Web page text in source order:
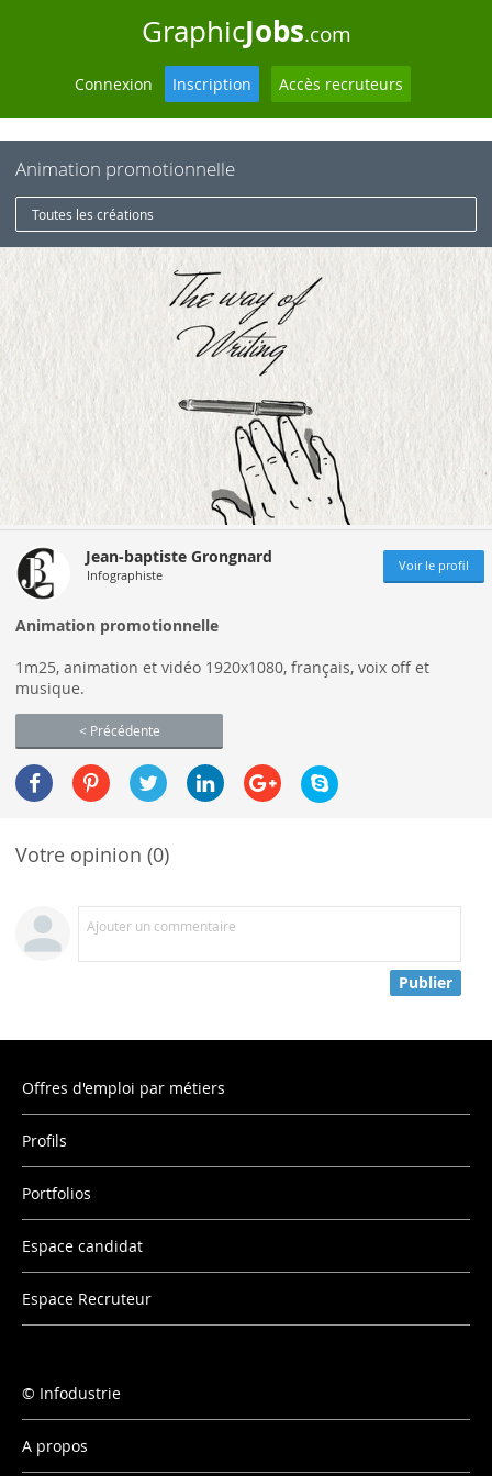
GraphicJobs.com
Connexion Inscription Accès recruteurs
Animation promotionnelle
Toutes les créations
Jean-baptiste Grongnard
Infographiste
Voir le profil
Animation promotionnelle
1m25, animation et vidéo 1920x1080, français, voix off et
musique.
< Précédente
Votre opinion (0)
Ajouter un commentaire
Publier
Offres d'emploi par métiers
Profils
Portfolios
Espace candidat
Espace Recruteur
Infodustrie
A propos